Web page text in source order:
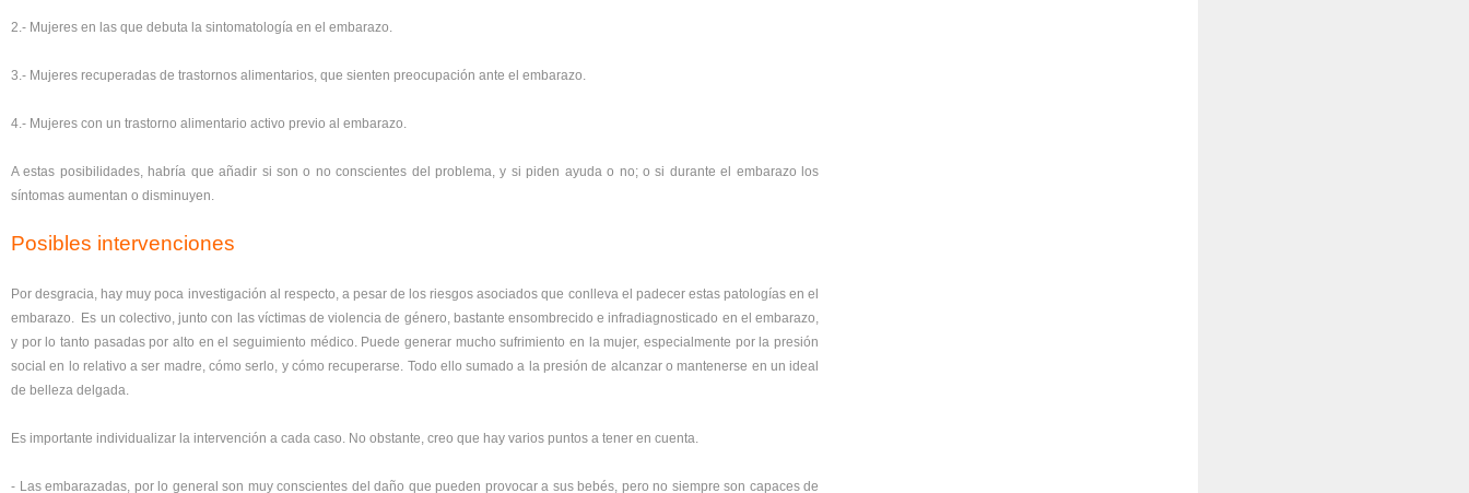
2.- Mujeres en las que debuta la sintomatología en el embarazo.
3.- Mujeres recuperadas de trastornos alimentarios, que sienten preocupación ante el embarazo.
4.- Mujeres con un trastorno alimentario activo previo al embarazo.
A estas posibilidades, habría que añadir si son o no conscientes del problema, y si piden ayuda o no; o si durante el embarazo los
síntomas aumentan o disminuyen.
Posibles intervenciones
Por desgracia, hay muy poca investigación al respecto, a pesar de los riesgos asociados que conlleva el padecer estas patologías en el
embarazo. Es un colectivo, junto con las víctimas de violencia de género, bastante ensombrecido e infradiagnosticado en el embarazo,
y por lo tanto pasadas por alto en el seguimiento médico. Puede generar mucho sufrimiento en la mujer, especialmente por la presión
social en lo relativo a ser madre, cómo serlo, y cómo recuperarse. Todo ello sumado a la presión de alcanzar o mantenerse en un ideal
de belleza delgada.
Es importante individualizar la intervención a cada caso. No obstante, creo que hay varios puntos a tener en cuenta.
- Las embarazadas, por lo general son muy conscientes del daño que pueden provocar a sus bebés, pero no siempre son capaces de